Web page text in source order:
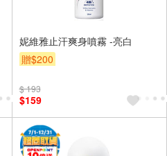
妮維雅止汗爽身噴霧 -亮白
贈$200
$ 193
$159